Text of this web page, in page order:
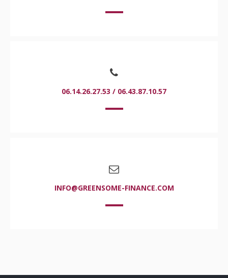
06.14.26.27.53 / 06.43.87.10.57
INFO@GREENSOME-FINANCE.COM